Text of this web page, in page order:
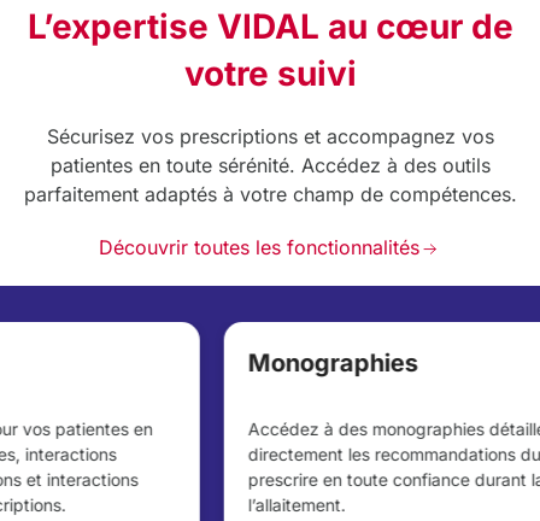
L’expertise VIDAL au cœur de
votre suivi
Sécurisez vos prescriptions et accompagnez vos
patientes en toute sérénité. Accédez à des outils
parfaitement adaptés à votre champ de compétences.
Découvrir toutes les fonctionnalités
Accédez à des monographies détaillées et consultez
directement les recommandations du CRAT pour
prescrire en toute confiance durant la grossesse et
l’allaitement.